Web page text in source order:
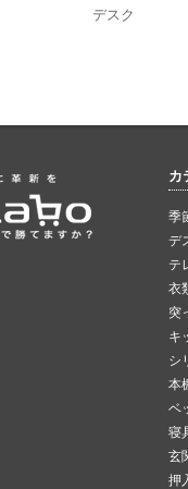
デスク
カ
季
デ
テ
衣
突
キ
シ
本
ベ
寝
玄
押